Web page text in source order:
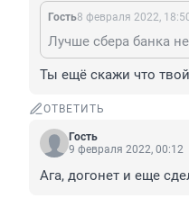
Гость8 февраля 2022,
Ты ещё скажи что
ОТВЕТИТЬ
Гость
9 февраля 2022, 00:12
Ага, догонет и еще